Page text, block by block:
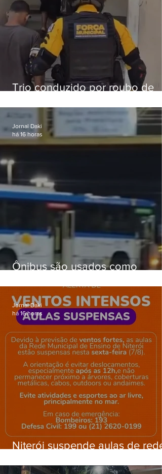
Trio conduzido por roubo de
passagens
Ônibus são usados como
Gardênia Azul
Jornal Daki
há 16 horas
Niterói suspende aulas de rede
ventos fortes nesta sexta (7)
Jornal Daki
há 16 horas